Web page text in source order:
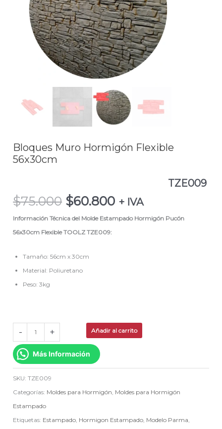
Bloques Muro Hormigón Flexible
56x30cm
TZE009
$75.000 $60.800 + IVA
Información Técnica del Molde Estampado Hormigón Pucón
56x30cm Flexible TOOLZ TZE009:
Tamaño: 56cm x 30cm
Material: Poliuretano
Peso: 3kg
-
56x30cm
TZE009
cantidad
+ Añadir al carrito
Más Información
SKU:TZE009
Categorías: Moldes para Hormigón Moldes para Hormigón
Estampado
Etiquetas: Estampado Hormigon Estampado Modelo Parma